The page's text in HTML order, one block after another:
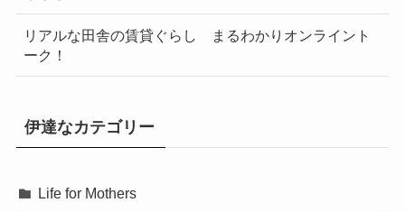
リアルな田舎の賃貸ぐらし まるわかりオンライント
ーク！
伊達なカテゴリー
Life for Mothers